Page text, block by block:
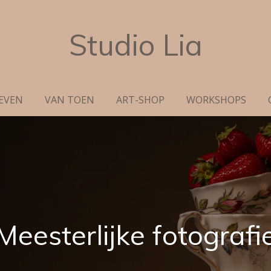
Studio Lia
VAN TOEN ART-SHOP WORKSHOPS